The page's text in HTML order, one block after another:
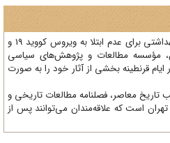
با توجه به نیاز به تداوم مراقبت‌های بهداشتی برای عدم ابتلا به ویروس کووید 19 و
مطالعات و پژوهش‌های سیاسی
بخشی از آثار خود را به صورت
معاصر، فصلنامه‌ مطالعات تاریخی و
است که علاقه‌مندان می‌توانند پس از